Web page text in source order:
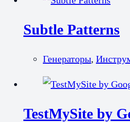
Subtle Patterns
Генераторы,
TestMySite by